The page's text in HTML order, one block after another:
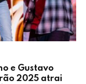
e Gustavo
2025 atrai